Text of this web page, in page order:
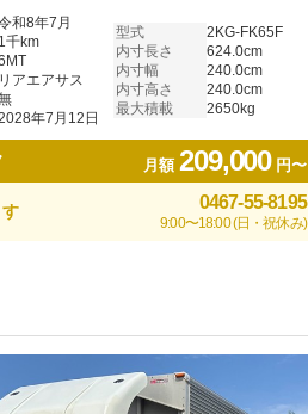
和8年7月
1千km
リアエアサス
年7月12日
型式
2KG-FK65F
内寸長さ
624.0cm
内寸幅
240.0cm
内寸高さ
240.0cm
最大積載
2650kg
月額209,000円〜
0467-55-8195
9:00〜18:00 (日・祝休み)